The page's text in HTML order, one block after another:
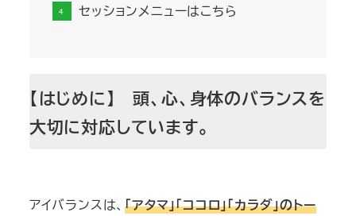
セッションメニューはこちら
【はじめに】 頭、心、身体のバランスを
大切に対応しています。
アイバランスは、「アタマ」「ココロ」「カラダ」のトー